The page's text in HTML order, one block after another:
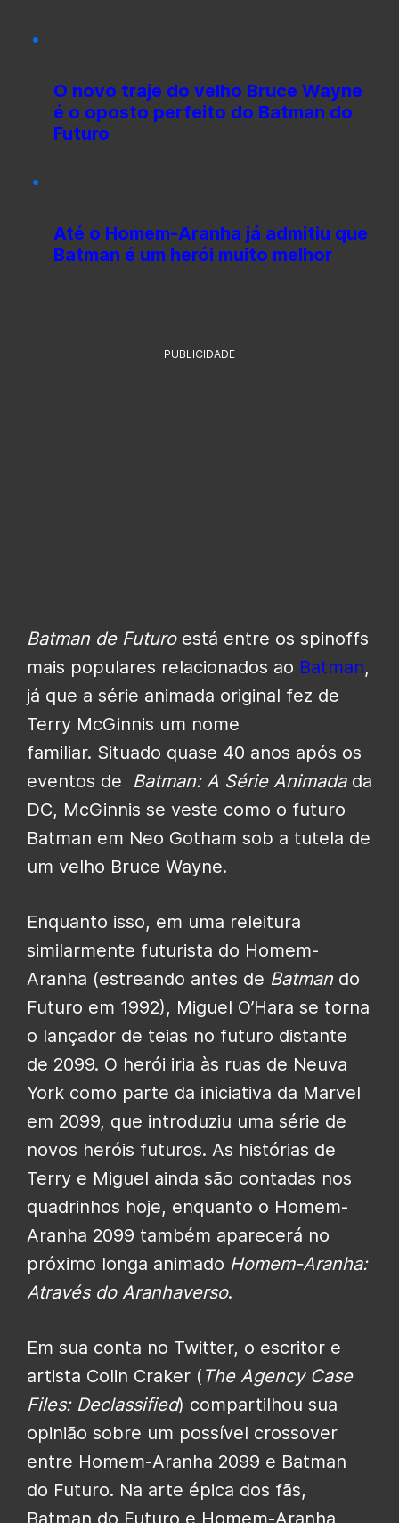
O novo traje do velho Bruce Wayne
é o oposto perfeito do Batman do
Futuro
Até o Homem-Aranha já admitiu que
Batman é um herói muito melhor
PUBLICIDADE
Batman de Futuroestá entre os spinoffs
mais populares relacionados ao Batman,
já que a série animada original fez de
Terry McGinnis um nome
familiar. Situado quase 40 anos após os
eventos de Batman: A Série Animadada
DC, McGinnis se veste como o futuro
Batman em Neo Gotham sob a tutela de
um velho Bruce Wayne.
Enquanto isso, em uma releitura
similarmente futurista do Homem-
Aranha (estreando antes de Batman do
Futuro em 1992), Miguel O’Hara se torna
o lançador de teias no futuro distante
de 2099. O herói iria às ruas de Neuva
York como parte da iniciativa da Marvel
em 2099, que introduziu uma série de
novos heróis futuros. As histórias de
Terry e Miguel ainda são contadas nos
quadrinhos hoje, enquanto o Homem-
Aranha 2099 também aparecerá no
próximo longa animado Homem-Aranha:
Através do Aranhaverso.
Em sua conta no Twitter, o escritor e
artista Colin Craker ( The Agency Case
Files: Declassified) compartilhou sua
opinião sobre um possível crossover
entre Homem-Aranha 2099 e Batman
do Futuro. Na arte épica dos fãs,